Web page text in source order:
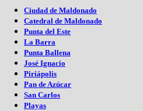
Ciudad de Maldonado
Catedral de Maldonado
Punta del Este
La Barra
Punta Ballena
José Ignacio
Piriápolis
Pan de Azúcar
San Carlos
Playas